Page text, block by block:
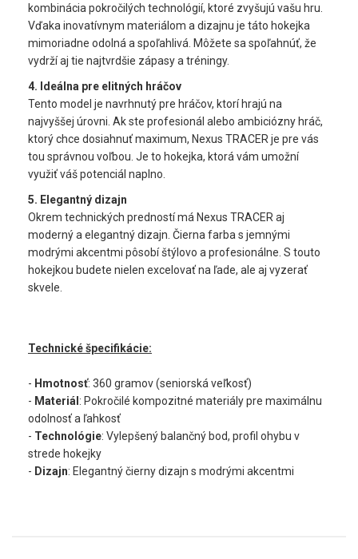
kombinácia pokročilých technológií, ktoré zvyšujú vašu hru.
Vďaka inovatívnym materiálom a dizajnu je táto hokejka
mimoriadne odolná a spoľahlivá. Môžete sa spoľahnúť, že
vydrží aj tie najtvrdšie zápasy a tréningy.
4. Ideálna pre elitných hráčov
Tento model je navrhnutý pre hráčov, ktorí hrajú na
najvyššej úrovni. Ak ste profesionál alebo ambiciózny hráč,
ktorý chce dosiahnuť maximum, Nexus TRACER je pre vás
tou správnou voľbou. Je to hokejka, ktorá vám umožní
využiť váš potenciál naplno.
5. Elegantný dizajn
Okrem technických predností má Nexus TRACER aj
moderný a elegantný dizajn. Čierna farba s jemnými
modrými akcentmi pôsobí štýlovo a profesionálne. S touto
hokejkou budete nielen excelovať na ľade, ale aj vyzerať
skvele.
Technické špecifikácie:
- Hmotnosť: 360 gramov (seniorská veľkosť)
- Materiál: Pokročilé kompozitné materiály pre maximálnu
odolnosť a ľahkosť
- Technológie: Vylepšený balančný bod, profil ohybu v
strede hokejky
- Dizajn: Elegantný čierny dizajn s modrými akcentmi